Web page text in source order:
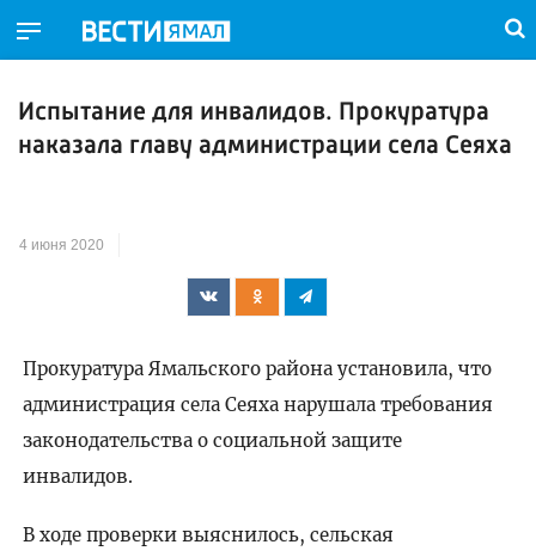
Испытание для инвалидов. Прокуратура
наказала главу администрации села Сеяха
4 июня 2020
Прокуратура Ямальского района установила, что
администрация села Сеяха нарушала требования
законодательства о социальной защите
инвалидов.
В ходе проверки выяснилось, сельская